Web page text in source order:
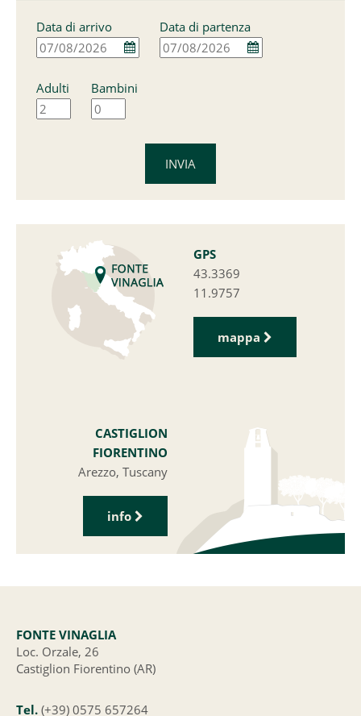
Data di arrivo Data di partenza
Adulti Bambini
GPS
43.3369
11.9757
mappa
CASTIGLION
FIORENTINO
Arezzo, Tuscany
info
FONTE VINAGLIA
Loc. Orzale, 26
Castiglion Fiorentino (AR)
Tel. (+39) 0575 657264